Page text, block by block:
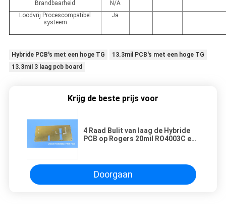
Brandbaarheid
N/A
Loodvrij Procescompatibel
systeem
Ja
Hybride PCB's met een hoge TG
13.3mil PCB's met een hoge TG
13.3mil 3 laag pcb board
Krijg de beste prijs voor
4 Raad Bulit van laag de Hybride
PCB op Rogers 20mil RO4003C en
Doorgaan